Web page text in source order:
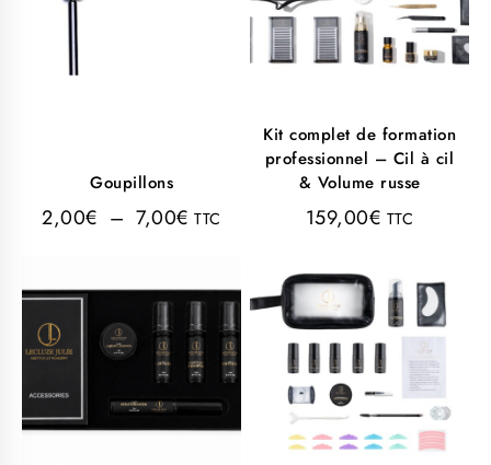
Goupillons
2,00€ – 7,00€ TTC
Kit complet de formation
professionnel – Cil à cil
& Volume russe
159,00€ TTC